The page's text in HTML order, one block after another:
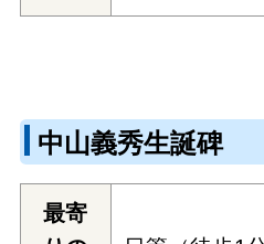
中山義秀生誕碑
最寄